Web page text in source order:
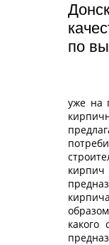
по
уже на
какого